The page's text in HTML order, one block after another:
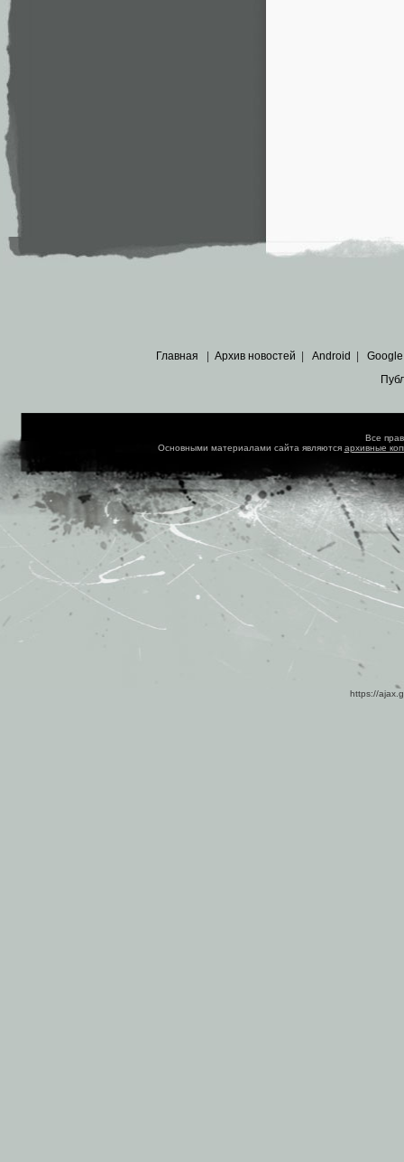
Главная Архив новостей Android Google
Все
Основными материалами сайта являются архивные
https://